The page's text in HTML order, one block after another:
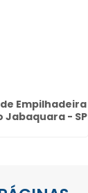
Empilhadeira
Jabaquara - SP